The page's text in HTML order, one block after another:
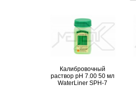
Калибровочный
раствор pH 7.00 50 мл
WaterLiner SPH-7